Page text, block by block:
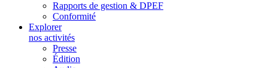
Rapports de gestion & DPEF
Conformité
Explorer
nos activités
Presse
Édition